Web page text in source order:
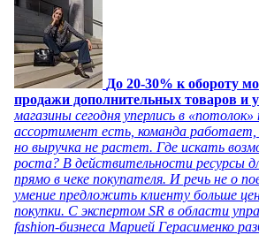
До 20-30% к обороту
продажи дополнительных товаров и
магазины сегодня уперлись в
ассортимент есть, команда работает,
но выручка не растет. Где искать
роста? В действительности ресурсы
прямо в чеке покупателя. И речь не о
умение предложить клиенту больше
покупки. С экспертом SR в области
fashion-бизнеса Марией Герасименко